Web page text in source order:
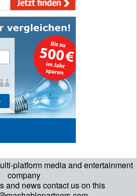
platform media and entertainment
company
and news contact us on this